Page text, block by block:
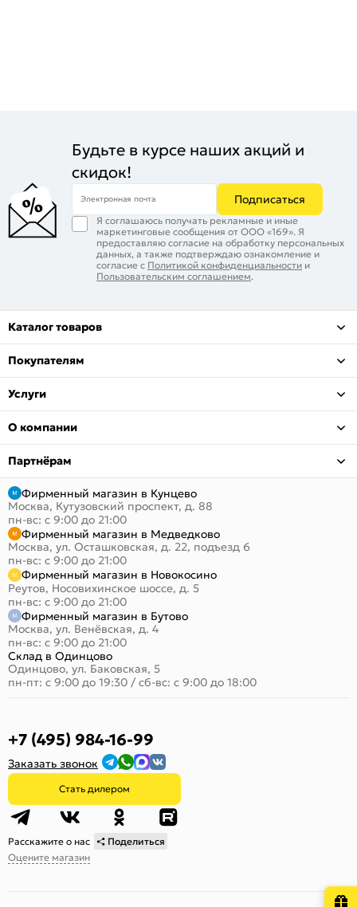
Будьте в курсе наших акций и
скидок!
Электронная почта Подписаться
Я соглашаюсь получать рекламные и иные
маркетинговые сообщения от ООО «169». Я
предоставляю согласие на обработку персональных
данных, а также подтверждаю ознакомление и
согласие с Политикой конфиденциальности и
Пользовательским соглашением.
Каталог товаров
Покупателям
Услуги
О компании
Партнёрам
Фирменный магазин в Кунцево
Москва, Кутузовский проспект, д. 88
пн-вс: с 9:00 до 21:00
Фирменный магазин в Медведково
Москва, ул. Осташковская, д. 22, подъезд 6
пн-вс: с 9:00 до 21:00
Фирменный магазин в Новокосино
Реутов, Носовихинское шоссе, д. 5
пн-вс: с 9:00 до 21:00
Фирменный магазин в Бутово
Москва, ул. Венёвская, д. 4
пн-вс: с 9:00 до 21:00
Склад в Одинцово
Одинцово, ул. Баковская, 5
пн-пт: с 9:00 до 19:30 / сб-вс: с 9:00 до 18:00
+7 (495) 984-16-99
Заказать звонок
Стать дилером
Расскажите о нас
Поделиться
Оцените магазин